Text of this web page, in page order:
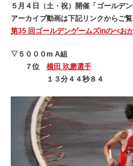
５月４日（土・祝）開催「ゴールデ
アーカイブ動画は下記リンクからご覧
第35 回ゴールデンゲームズinのべお
▽５０００m A組
７位 横田 玖磨選手
１３分４４秒８４